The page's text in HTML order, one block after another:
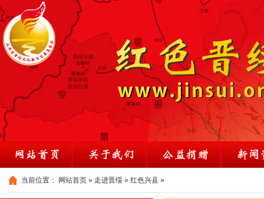
当前位置： 网站首页 » 走进晋绥 » 红色兴县 »